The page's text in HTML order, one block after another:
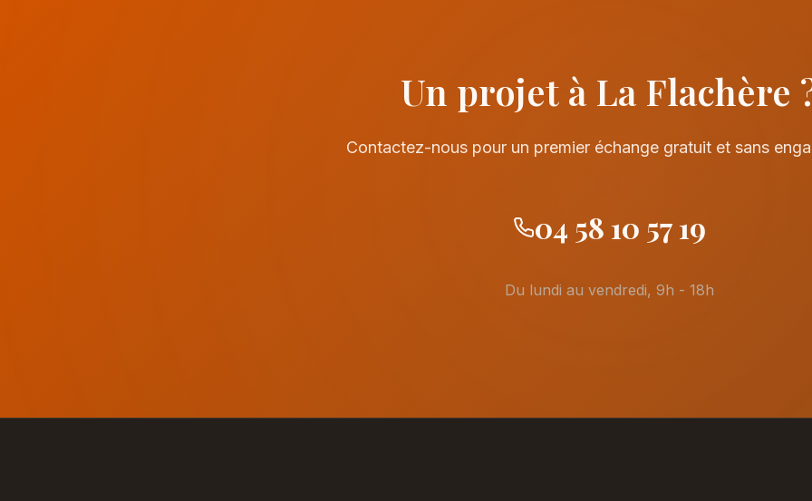
Un projet à La Flachère
Contactez-nous pour un premier échange gratuit et sans
04 58 10 57 19
Du lundi au vendredi, 9h - 18h